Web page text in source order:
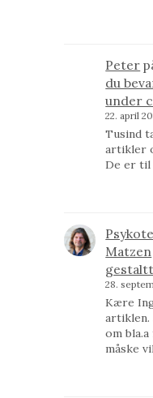
Peter
du
under
22. april
Tusind
artikler
De er
Matzen
28.
Kære
om
måske